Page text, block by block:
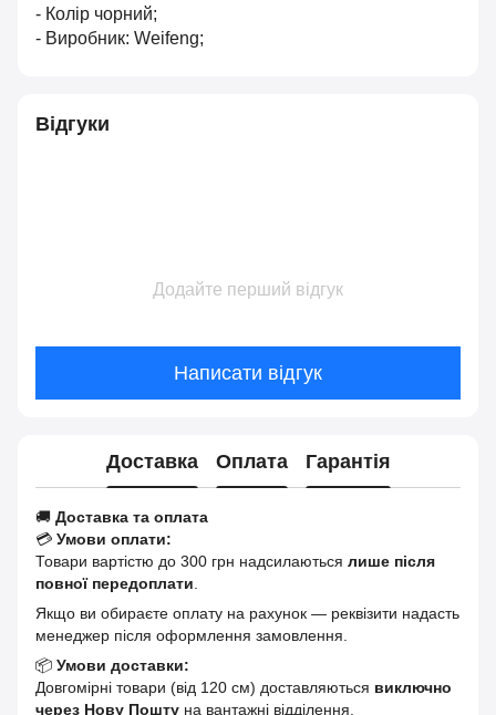
- Колір чорний;
- Виробник: Weifeng;
Відгуки
Додайте перший відгук
Написати відгук
Доставка Оплата Гарантія
🚚 Доставка та оплата
💳 Умови оплати:
Товари вартістю до 300 грн надсилаються лише після
повної передоплати
Якщо ви обираєте оплату на рахунок — реквізити надасть
менеджер після оформлення замовлення.
📦 Умови доставки:
Довгомірні товари (від 120 см) доставляються виключно
через Нову Пошту на вантажні відділення.